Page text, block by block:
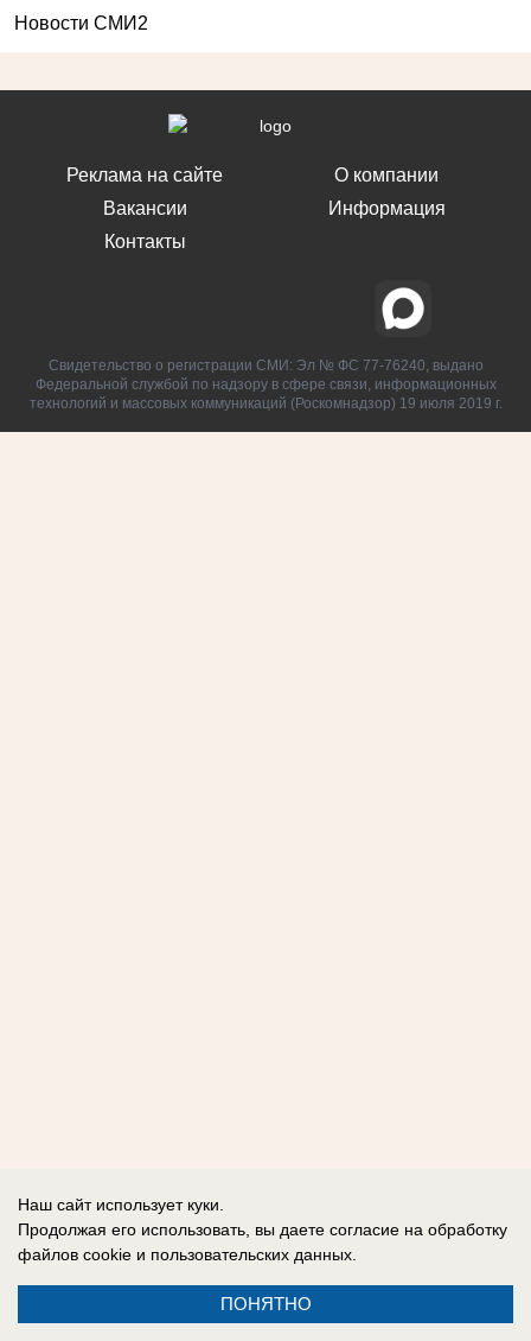
Новости СМИ2
Реклама на сайте
Вакансии
Контакты
О компании
Информация
Свидетельство о регистрации СМИ: Эл № ФС 77-76240, выдано
Федеральной службой по надзору в сфере связи, информационных
технологий и массовых коммуникаций (Роскомнадзор) 19 июля 2019 г.
Наш сайт использует куки.
Продолжая его использовать, вы даете согласие на обработку
файлов cookie и пользовательских данных.
ПОНЯТНО